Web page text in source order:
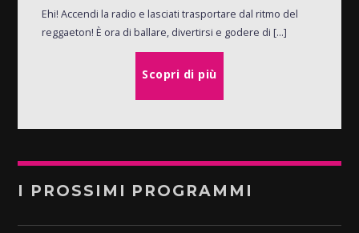
Ehi! Accendi la radio e lasciati trasportare dal ritmo del
reggaeton! È ora di ballare, divertirsi e godere di [...]
Scopri di più
I PROSSIMI PROGRAMMI